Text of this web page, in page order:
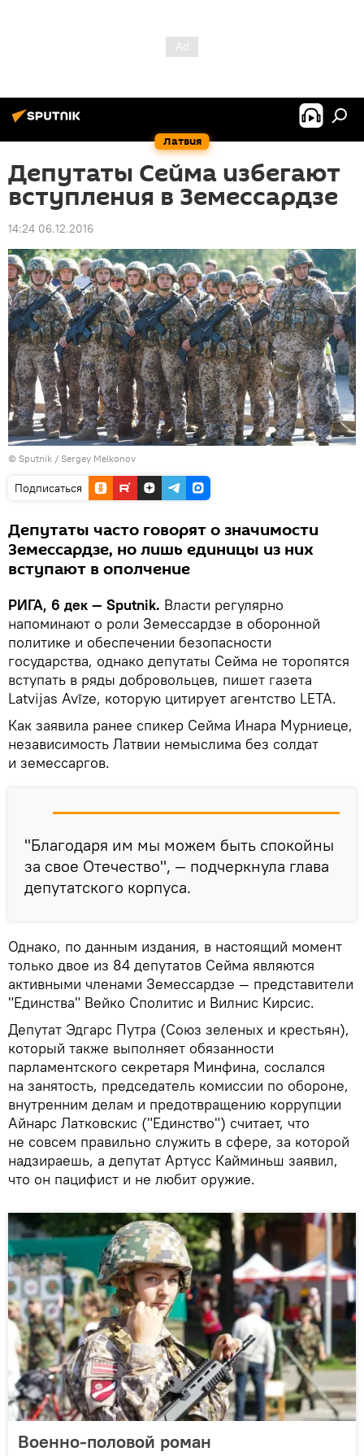
Латвия
Депутаты Сейма избегают
вступления в Земессардзе
14:24 06.12.2016
© Sputnik / Sergey Melkonov
Подписаться
Депутаты часто говорят о значимости
Земессардзе, но лишь единицы из них
вступают в ополчение
РИГА, 6 дек — Sputnik. Власти регулярно
напоминают о роли Земессардзе в оборонной
политике и обеспечении безопасности
государства, однако депутаты Сейма не торопятся
вступать в ряды добровольцев, пишет газета
Latvijas Avīze, которую цитирует агентство LETA.
Как заявила ранее спикер Сейма Инара Мурниеце,
независимость Латвии немыслима без солдат
и земессаргов.
"Благодаря им мы можем быть спокойны
за свое Отечество", — подчеркнула глава
депутатского корпуса.
Однако, по данным издания, в настоящий момент
только двое из 84 депутатов Сейма являются
активными членами Земессардзе — представители
"Единства" Вейко Сполитис и Вилнис Кирсис.
Депутат Эдгарс Путра (Союз зеленых и крестьян),
который также выполняет обязанности
парламентского секретаря Минфина, сослался
на занятость, председатель комиссии по обороне,
внутренним делам и предотвращению коррупции
Айнарс Латковскис ("Единство") считает, что
не совсем правильно служить в сфере, за которой
надзираешь, а депутат Артусс Кайминьш заявил,
что он пацифист и не любит оружие.
Военно-половой роман